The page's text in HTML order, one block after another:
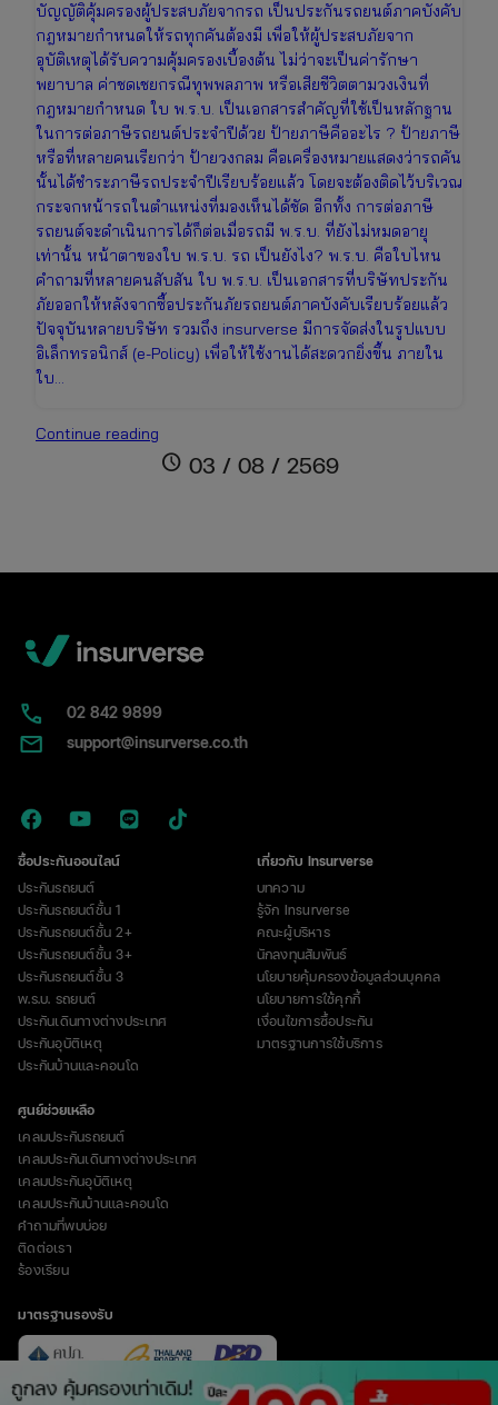
บัญญัติคุ้มครองผู้ประสบภัยจากรถ เป็นประกันรถยนต์ภาคบังคับ
กฎหมายกำหนดให้รถทุกคันต้องมี เพื่อให้ผู้ประสบภัยจาก
อุบัติเหตุได้รับความคุ้มครองเบื้องต้น ไม่ว่าจะเป็นค่ารักษา
พยาบาล ค่าชดเชยกรณีทุพพลภาพ หรือเสียชีวิตตามวงเงินที่
กฎหมายกำหนด ใบ พ.ร.บ. เป็นเอกสารสำคัญที่ใช้เป็นหลักฐาน
ในการต่อภาษีรถยนต์ประจำปีด้วย ป้ายภาษีคืออะไร ? ป้ายภาษี
หรือที่หลายคนเรียกว่า ป้ายวงกลม คือเครื่องหมายแสดงว่ารถคัน
นั้นได้ชำระภาษีรถประจำปีเรียบร้อยแล้ว โดยจะต้องติดไว้บริเวณ
กระจกหน้ารถในตำแหน่งที่มองเห็นได้ชัด อีกทั้ง การต่อภาษี
รถยนต์จะดำเนินการได้ก็ต่อเมื่อรถมี พ.ร.บ. ที่ยังไม่หมดอายุ
เท่านั้น หน้าตาของใบ พ.ร.บ. รถ เป็นยังไง? พ.ร.บ. คือใบไหน
คำถามที่หลายคนสับสัน ใบ พ.ร.บ. เป็นเอกสารที่บริษัทประกัน
ภัยออกให้หลังจากซื้อประกันภัยรถยนต์ภาคบังคับเรียบร้อยแล้ว
ปัจจุบันหลายบริษัท รวมถึง insurverse มีการจัดส่งในรูปแบบ
อิเล็กทรอนิกส์ (e-Policy) เพื่อให้ใช้งานได้สะดวกยิ่งขึ้น ภายใน
ใบ…
Continue reading
พ.ร.บ.
วิธี
กับ
ภาษี
schedule 03 / 08 / 2569
02​ 842 9899
support@insurverse.co.th
ซื้อประกันออนไลน์
ประกันรถยนต์
ประกันรถยนต์ชั้น 1
ประกันรถยนต์ชั้น 2+
ประกันรถยนต์ชั้น 3+
ประกันรถยนต์ชั้น 3
พ.ร.บ. รถยนต์
ประกันเดินทางต่างประเทศ
ประกันอุบัติเหตุ
ประกันบ้านและคอนโด
เกี่ยวกับ Insurverse
บทความ
รู้จัก Insurverse
คณะผู้บริหาร
นักลงทุนสัมพันธ์
นโยบายคุ้มครองข้อมูลส่วนบุคคล
นโยบายการใช้คุกกี้
เงื่อนไขการซื้อประกัน
มาตรฐานการใช้บริการ
ศูนย์ช่วยเหลือ
เคลมประกันรถยนต์
เคลมประกันเดินทางต่างประเทศ
เคลมประกันอุบัติเหตุ
เคลมประกันบ้านและคอนโด
คำถามที่พบบ่อย
ติดต่อเรา
ร้องเรียน
มาตรฐานรองรับ